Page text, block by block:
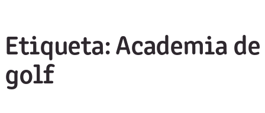
Etiqueta: Academia de
golf